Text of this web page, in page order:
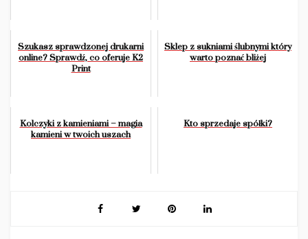
Szukasz sprawdzonej drukarni
online? Sprawdź, co oferuje K2
Print
Sklep z sukniami ślubnymi który
warto poznać bliżej
Kolczyki z kamieniami – magia
kamieni w twoich uszach
Kto sprzedaje spółki?